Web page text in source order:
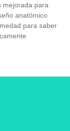
mejorada para
anatómico
para saber